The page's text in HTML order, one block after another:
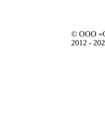
© ООО
2012 -